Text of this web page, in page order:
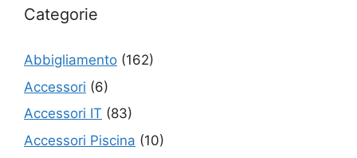
Categorie
Abbigliamento (162)
Accessori (6)
Accessori IT (83)
Accessori Piscina (10)